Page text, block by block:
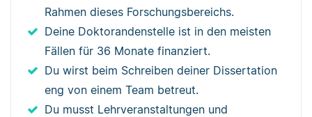
Rahmen dieses Forschungsbereichs.
Deine Doktorandenstelle ist in den meisten
Fällen für 36 Monate finanziert.
Du wirst beim Schreiben deiner Dissertation
eng von einem Team betreut.
Du musst Lehrveranstaltungen und